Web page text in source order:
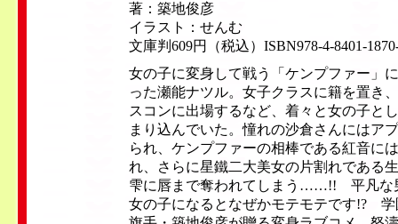
著：築地俊彦
イラスト：せんむ
文庫判609円（税込）ISBN978-4-8401-
女の子に変身して戦う「ケンプファー」
った瀬能ナツル。女子クラスに籍を置き
スコンに出場するなど、着々と女の子と
まり込んでいた。憧れの沙倉さんにはア
られ、ケンプファーの相棒である紅音に
れ、さらに星鐵二大美女の片割れである
雫に唇まで奪われてしまう……!! 平凡な
女の子になるとなぜかモテモテです!? 学